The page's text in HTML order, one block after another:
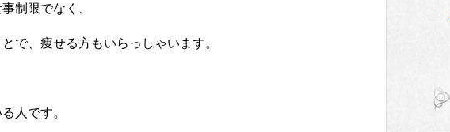
制限でなく、
で、痩せる方もいらっしゃいます。
人です。